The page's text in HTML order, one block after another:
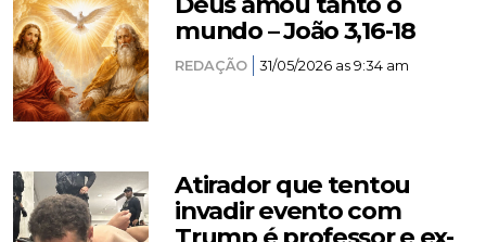
mundo – João 3,16-18
REDAÇÃO 31/05/2026 as 9:34 am
Atirador que tentou
invadir evento com